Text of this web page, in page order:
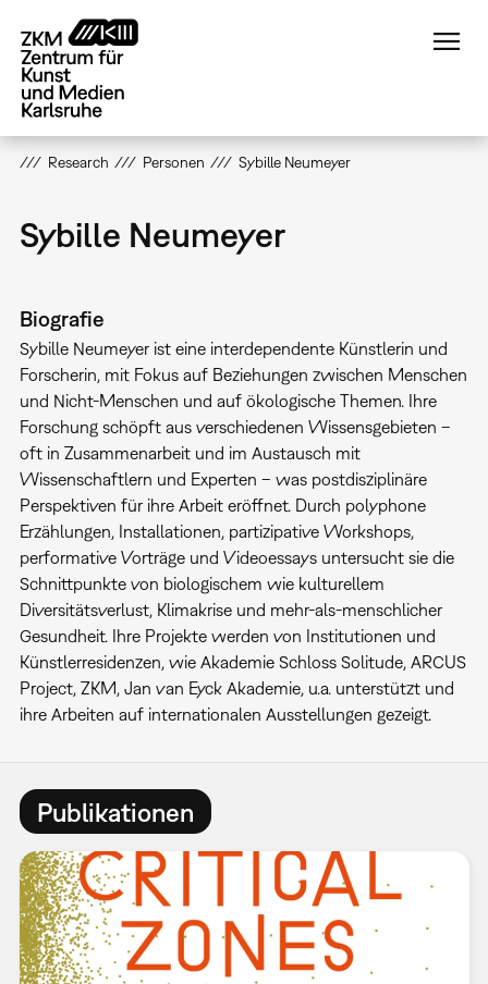
zum
Inhalt
Research Personen Sybille Neumeyer
Sybille Neumeyer
Biografie
Sybille Neumeyer ist eine interdependente Künstlerin und
Forscherin, mit Fokus auf Beziehungen zwischen Menschen
und Nicht-Menschen und auf ökologische Themen. Ihre
Forschung schöpft aus verschiedenen Wissensgebieten –
oft in Zusammenarbeit und im Austausch mit
Wissenschaftlern und Experten – was postdisziplinäre
Perspektiven für ihre Arbeit eröffnet. Durch polyphone
Erzählungen, Installationen, partizipative Workshops,
performative Vorträge und Videoessays untersucht sie die
Schnittpunkte von biologischem wie kulturellem
Diversitätsverlust, Klimakrise und mehr-als-menschlicher
Gesundheit. Ihre Projekte werden von Institutionen und
Künstlerresidenzen, wie Akademie Schloss Solitude, ARCUS
Project, ZKM, Jan van Eyck Akademie, u.a. unterstützt und
ihre Arbeiten auf internationalen Ausstellungen gezeigt.
Publikationen